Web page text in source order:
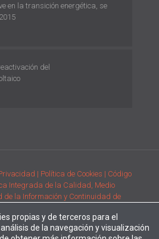
en la transición energética, se
del
| Política de Cookies | Código
Integrada de la Calidad, Medio
de la Información y Continuidad de
de requisitos ambientales y de
del servicio
propias y de terceros para el
de la navegación y visualización